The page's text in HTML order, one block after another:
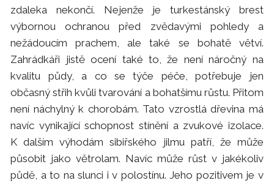
zdaleka nekončí. Nejenže je turkestánský brest
výbornou ochranou před zvědavými pohledy a
nežádoucím prachem, ale také se bohatě větví.
Zahrádkáři jistě ocení také to, že není náročný na
kvalitu půdy, a co se týče péče, potřebuje jen
občasný střih kvůli tvarování a bohatšímu růstu. Přitom
není náchylný k chorobám. Tato vzrostlá dřevina má
navíc vynikající schopnost stínění a zvukové izolace.
K dalším výhodám sibiřského jilmu patří, že může
působit jako větrolam. Navíc může růst v jakékoliv
půdě, a to na slunci i v polostínu. Jeho pozitivem je v